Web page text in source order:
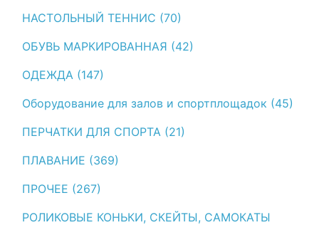
НАСТОЛЬНЫЙ ТЕННИС (70)
ОБУВЬ МАРКИРОВАННАЯ (42)
ОДЕЖДА (147)
Оборудование для залов и спортплощадок (45)
ПЕРЧАТКИ ДЛЯ СПОРТА (21)
ПЛАВАНИЕ (369)
ПРОЧЕЕ (267)
РОЛИКОВЫЕ КОНЬКИ, СКЕЙТЫ, САМОКАТЫ